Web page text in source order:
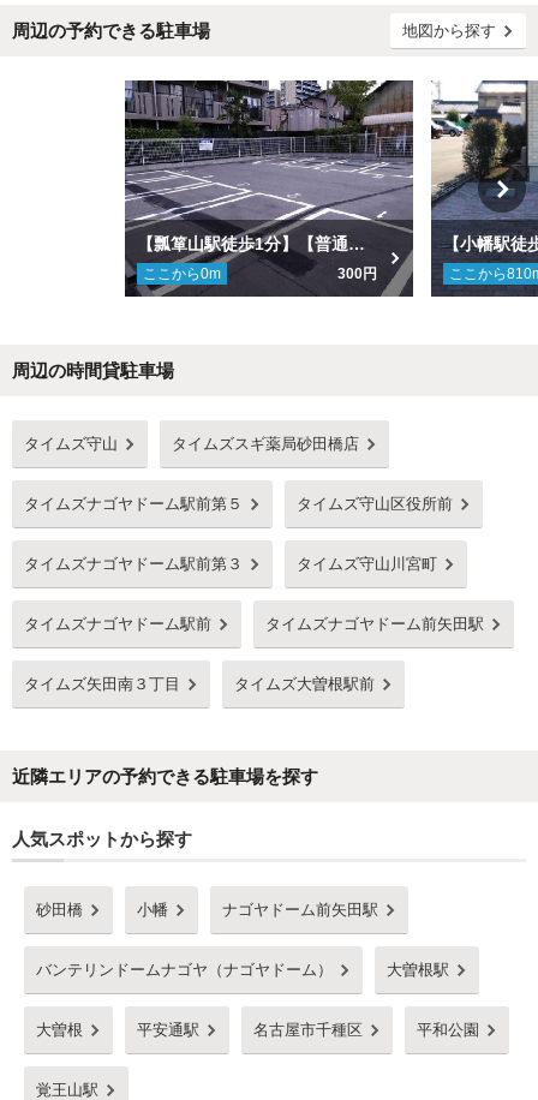
周辺の予約できる駐車場 地図から探す
【瓢箪山駅徒歩1分】【普通車可】FKひょうたん山駅前駐車場
ここから0m 300円 ここから810
周辺の時間貸駐車場
タイムズ守山 タイムズスギ薬局砂田橋店
タイムズナゴヤドーム駅前第５ タイムズ守山区役所前
タイムズナゴヤドーム駅前第３ タイムズ守山川宮町
タイムズナゴヤドーム駅前 タイムズナゴヤドーム前矢田駅
タイムズ矢田南３丁目 タイムズ大曽根駅前
近隣エリアの予約できる駐車場を探す
人気スポットから探す
砂田橋 小幡 ナゴヤドーム前矢田駅
バンテリンドームナゴヤ（ナゴヤドーム） 大曽根駅
大曽根 平安通駅 名古屋市千種区 平和公園
覚王山駅